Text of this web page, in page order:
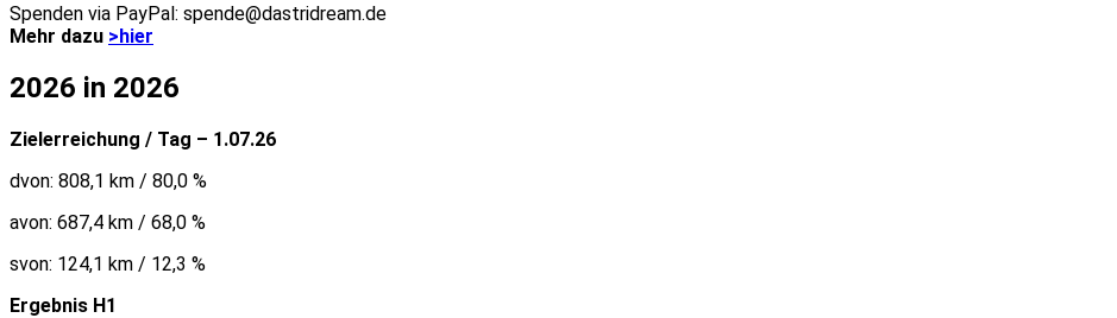
Spenden via PayPal: spende@dastridream.de
Mehr dazu >hier
2026 in 2026
Zielerreichung / Tag – 1.07.26
dvon: 808,1 km / 80,0 %
avon: 687,4 km / 68,0 %
svon: 124,1 km / 12,3 %
Ergebnis H1